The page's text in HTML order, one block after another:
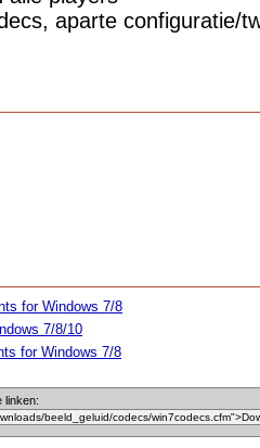
aparte configuratie/
for Windows 7/8
7/8/10
for Windows 7/8
linken: